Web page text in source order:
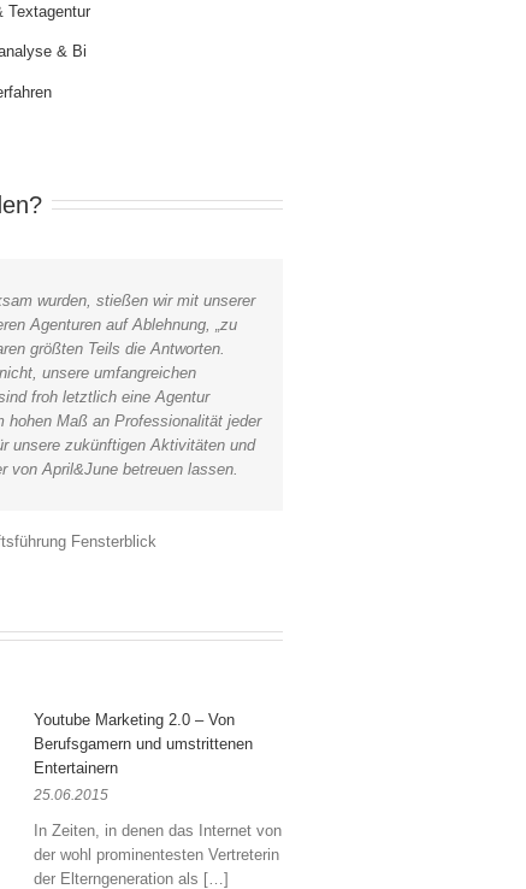
Textagentur
& Bi
wurden, stießen wir mit unserer
Agenturen auf Ablehnung, „zu
größten Teils die Antworten.
unsere umfangreichen
froh letztlich eine Agentur
hohen Maß an Professionalität jeder
unsere zukünftigen Aktivitäten und
von April&June betreuen lassen.
Fensterblick
Youtube Marketing 2.0 – Von
Berufsgamern und umstrittenen
Entertainern
25.06.2015
In Zeiten, in denen das Internet von
der wohl prominentesten Vertreterin
der Elterngeneration als […]